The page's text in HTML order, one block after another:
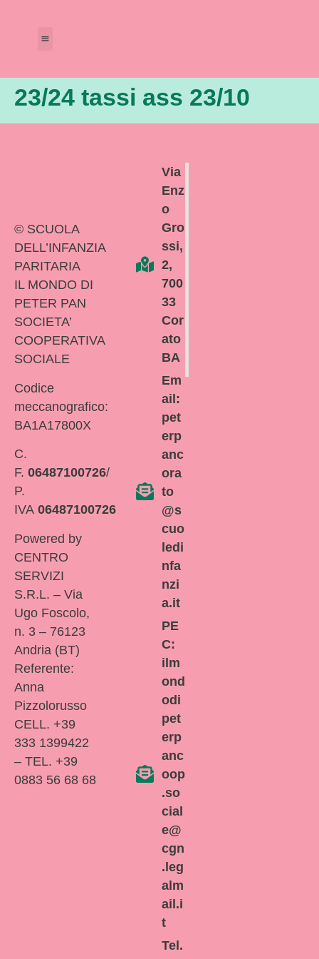
23/24 tassi ass 23/10
© SCUOLA
DELL’INFANZIA
PARITARIA
IL MONDO DI
PETER PAN
SOCIETA’
COOPERATIVA
SOCIALE
Codice
meccanografico:
BA1A17800X
C.
F. 06487100726/
P.
IVA 06487100726
Powered by
CENTRO
SERVIZI
S.R.L. – Via
Ugo Foscolo,
n. 3 – 76123
Andria (BT)
Referente:
Anna
Pizzolorusso
CELL. +39
333 1399422
– TEL. +39
0883 56 68 68
Via
Enz
o
Gro
ssi,
2,
700
33
Cor
ato
BA
Em
ail:
pet
erp
anc
ora
to
@s
cuo
ledi
nfa
nzi
a.it
PE
C:
ilm
ond
odi
pet
erp
anc
oop
.so
cial
e@
cgn
.leg
alm
ail.i
t
Tel.